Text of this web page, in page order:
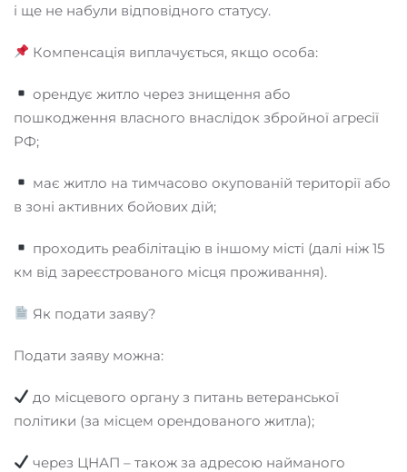
і ще не набули відповідного статусу.
Компенсація виплачується, якщо особа:
орендує житло через знищення або
пошкодження власного внаслідок збройної агресії
РФ;
має житло на тимчасово окупованій території або
в зоні активних бойових дій;
проходить реабілітацію в іншому місті (далі ніж 15
км від зареєстрованого місця проживання).
Як подати заяву?
Подати заяву можна:
до місцевого органу з питань ветеранської
політики (за місцем орендованого житла);
через ЦНАП – також за адресою найманого